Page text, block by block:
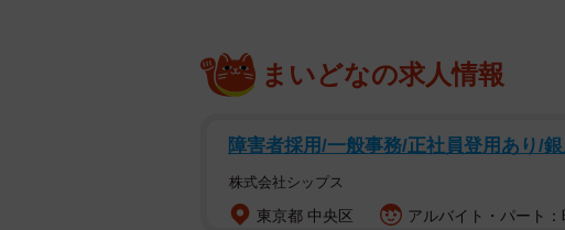
まいどなの求人情報
障害者採用/一般事務/正社員登用あり/
株式会社シップス
東京都 中央区 アルバイト・パート